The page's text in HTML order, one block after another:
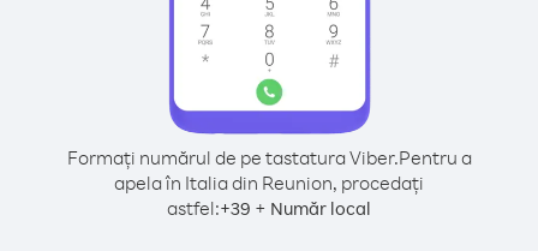
Formați numărul de pe tastatura Viber.Pentru a
apela în Italia din Reunion, procedați
astfel:+39 + Număr local